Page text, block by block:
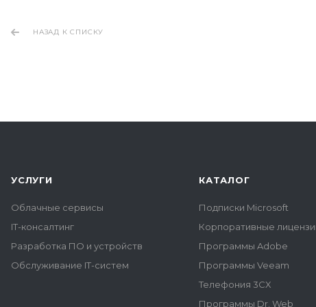
НАЗАД К СПИСКУ
УСЛУГИ
Облачные сервисы
IT-консалтинг
Разработка ПО и устройств
Обслуживание IT-систем
КАТАЛОГ
Подписки Microsoft
Корпоративные
Программы Adobe
Программы Veeam
Телефония 3CX
Программы Dr. Web